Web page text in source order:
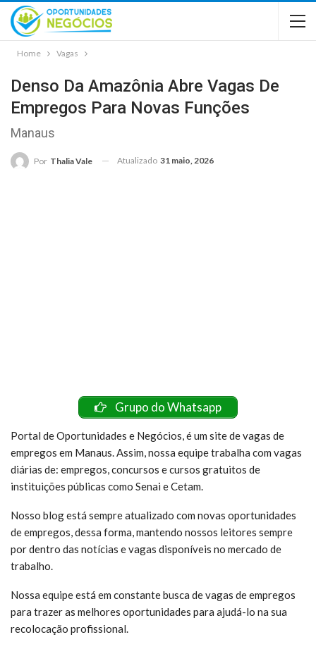
Home Vagas
Denso Da Amazônia Abre Vagas De
Empregos Para Novas Funções
Manaus
Por Thalia Vale Atualizado 31 maio, 2026
Grupo do Whatsapp
Portal de Oportunidades e Negócios, é um site de vagas de
empregos em Manaus. Assim, nossa equipe trabalha com vagas
diárias de: empregos, concursos e cursos gratuitos de
instituições públicas como Senai e Cetam.
Nosso blog está sempre atualizado com novas oportunidades
de empregos, dessa forma, mantendo nossos leitores sempre
por dentro das notícias e vagas disponíveis no mercado de
trabalho.
Nossa equipe está em constante busca de vagas de empregos
para trazer as melhores oportunidades para ajudá-lo na sua
recolocação profissional.